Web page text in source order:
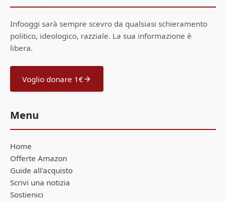
Infooggi sarà sempre scevro da qualsiasi schieramento
politico, ideologico, razziale. La sua informazione è
libera.
Voglio donare 1€
Menu
Home
Offerte Amazon
Guide all'acquisto
Scrivi una notizia
Sostienici